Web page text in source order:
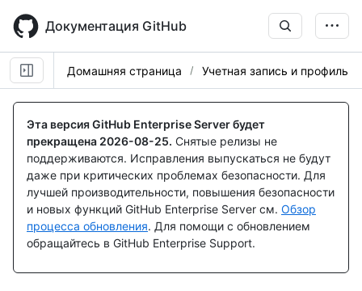
main
content
Документация GitHub
Домашняя страница Учетная запись и профиль
Эта версия GitHub Enterprise Server будет
прекращена 2026-08-25. Снятые релизы не
поддерживаются. Исправления выпускаться не будут
даже при критических проблемах безопасности. Для
лучшей производительности, повышения безопасности
и новых функций GitHub Enterprise Server см. Обзор
процесса обновления. Для помощи с обновлением
обращайтесь в GitHub Enterprise Support.